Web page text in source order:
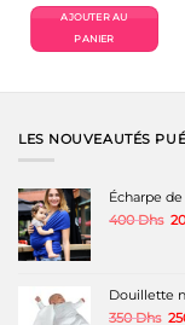
AJOUTER AU
PANIER
LES NOUVEAUTÉS
Écharpe
400Dhs Le
Douillette
350Dhs Le